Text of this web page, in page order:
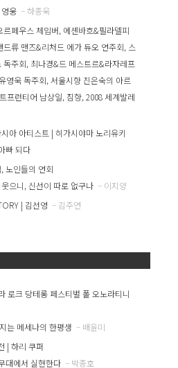
웅 – 하종욱
르페우스 체임버, 에셴바흐&필라델피
드류 맨즈&리처드 에가 듀오 연주회, 스
독주회, 최나경&드 메스트르&라자레프
영욱 독주회, 서울시향 진은숙의 아르
프런티어 남상일, 침향, 2008 세계발레
아 아티스트 | 히가시야마 노리유키
빠 되다
노인들의 연회
으니, 신선이 따로 없구나 – 이지양
| 김선영 – 김주연
로크 당테롱 페스티벌 폴 오노라티니
는 메세나의 한평생 – 배윤미
| 하리 쿠퍼
대에서 실현한다 – 박종호